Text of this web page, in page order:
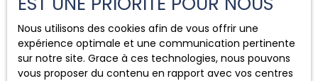
Conclusion
Nous utilisons des cookies afin de vous offrir une
expérience optimale et une communication pertinente
sur notre site. Grace à ces technologies, nous pouvons
vous proposer du contenu en rapport avec vos centres